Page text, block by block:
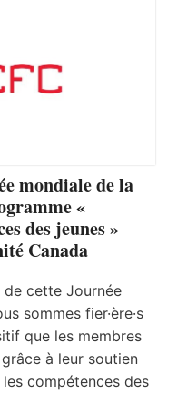
mondiale de la
«
des jeunes »
Canada
de cette Journée
sommes fier·ère·s
que les membres
grâce à leur soutien
compétences des